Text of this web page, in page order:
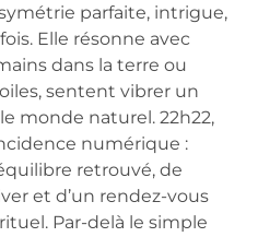
parfaite, intrigue,
Elle résonne avec
dans la terre ou
sentent vibrer un
monde naturel. 22h22,
numérique :
retrouvé, de
et d’un rendez-vous
Par-delà le simple